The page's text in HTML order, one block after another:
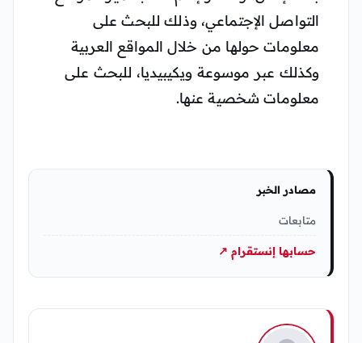
التواصل الإجتماعي، وذلك للبحث على
معلومات حولها من خلال المواقع العربية
وكذلك عبر موسوعة ويكيبيديا، للبحث على
معلومات شخصية عنها.
مصادر الخبر
متابعات
حسابها إنستقرام ↗